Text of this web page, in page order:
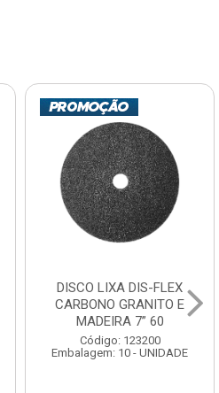
DISCO LIXA DIS-FLEX
CARBONO GRANITO E
MADEIRA 7” 60
Código: 123200
Embalagem: 10 - UNIDADE